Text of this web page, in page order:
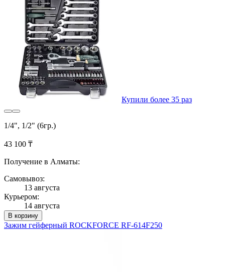
Купили более 35 раз
1/4", 1/2" (6гр.)
43 100 ₸
Получение в Алматы:
Самовывоз:
13 августа
Курьером:
14 августа
В корзину
Зажим гейферный ROCKFORCE RF-614F250